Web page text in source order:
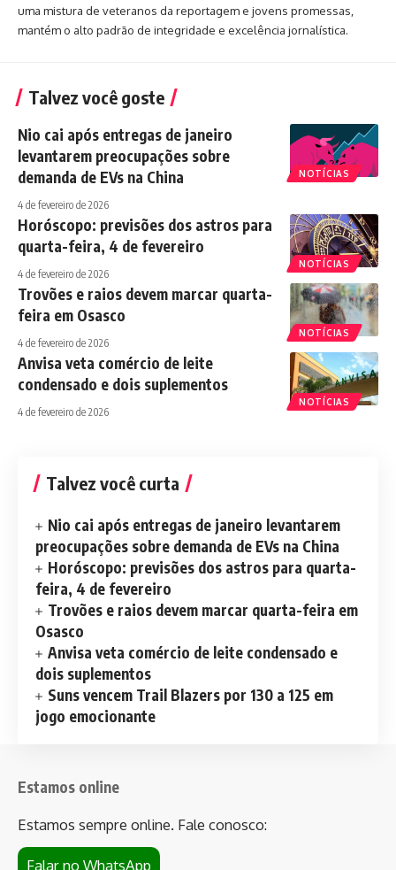
uma mistura de veteranos da reportagem e jovens promessas,
mantém o alto padrão de integridade e excelência jornalística.
Talvez você goste
NOTÍCIAS
Nio cai após entregas de janeiro
levantarem preocupações sobre
demanda de EVs na China
4 de fevereiro de 2026
NOTÍCIAS
Horóscopo: previsões dos astros para
quarta-feira, 4 de fevereiro
4 de fevereiro de 2026
NOTÍCIAS
Trovões e raios devem marcar quarta-
feira em Osasco
4 de fevereiro de 2026
NOTÍCIAS
Anvisa veta comércio de leite
condensado e dois suplementos
4 de fevereiro de 2026
Talvez você curta
Nio cai após entregas de janeiro levantarem
preocupações sobre demanda de EVs na China
Horóscopo: previsões dos astros para quarta-
feira, 4 de fevereiro
Trovões e raios devem marcar quarta-feira em
Osasco
Anvisa veta comércio de leite condensado e
dois suplementos
Suns vencem Trail Blazers por 130 a 125 em
jogo emocionante
Estamos online
Estamos sempre online. Fale conosco:
Falar no WhatsApp